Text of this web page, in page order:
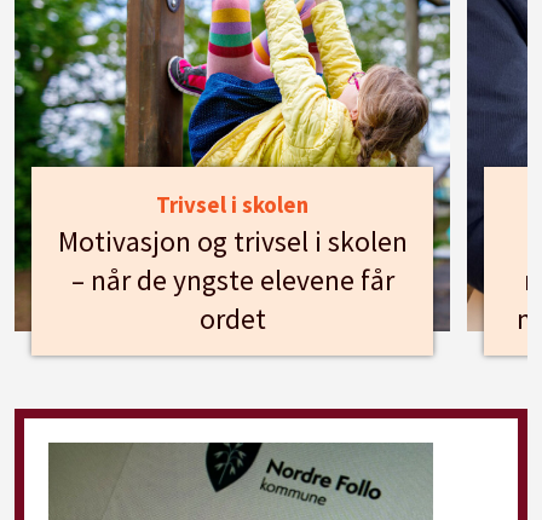
Trivsel i skolen
Motivasjon og trivsel i skolen
– når de yngste elevene får
ordet